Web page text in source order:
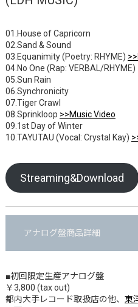
01.House of Capricorn
02.Sand & Sound
03.Equanimity (Poetry: RHYME)
04.No One (Rap: VERBAL/RHYME)
05.Sun Rain
06.Synchronicity
07.Tiger Crawl
08.Sprinkloop >>Music Video
09.1st Day of Winter
10.TAYUTAU (Vocal: Crystal Kay)
Streaming&Download
アナログ盤商品詳細
■初回限定生産アナログ盤
￥3,800 (tax out)
都内大手レコード取扱店の他、 東